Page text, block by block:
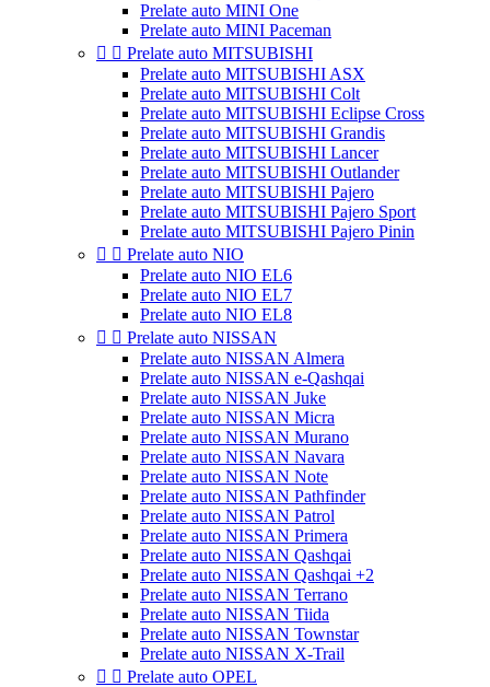
Prelate auto MINI One
Prelate auto MINI Paceman
  Prelate auto MITSUBISHI
Prelate auto MITSUBISHI ASX
Prelate auto MITSUBISHI Colt
Prelate auto MITSUBISHI Eclipse Cross
Prelate auto MITSUBISHI Grandis
Prelate auto MITSUBISHI Lancer
Prelate auto MITSUBISHI Outlander
Prelate auto MITSUBISHI Pajero
Prelate auto MITSUBISHI Pajero Sport
Prelate auto MITSUBISHI Pajero Pinin
  Prelate auto NIO
Prelate auto NIO EL6
Prelate auto NIO EL7
Prelate auto NIO EL8
  Prelate auto NISSAN
Prelate auto NISSAN Almera
Prelate auto NISSAN e-Qashqai
Prelate auto NISSAN Juke
Prelate auto NISSAN Micra
Prelate auto NISSAN Murano
Prelate auto NISSAN Navara
Prelate auto NISSAN Note
Prelate auto NISSAN Pathfinder
Prelate auto NISSAN Patrol
Prelate auto NISSAN Primera
Prelate auto NISSAN Qashqai
Prelate auto NISSAN Qashqai +2
Prelate auto NISSAN Terrano
Prelate auto NISSAN Tiida
Prelate auto NISSAN Townstar
Prelate auto NISSAN X-Trail
  Prelate auto OPEL